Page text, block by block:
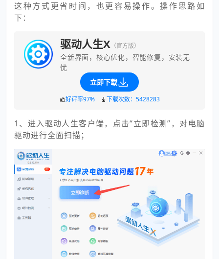
这种方式更省时间，也更容易操作。操作思路如
下：
驱动人生X （官方版）
全新界面，核心优化，智能修复，安装无
忧
立即下载
好评率97% 下载次数：5428283
1、进入驱动人生客户端，点击“立即检测”，对电脑
驱动进行全面扫描；